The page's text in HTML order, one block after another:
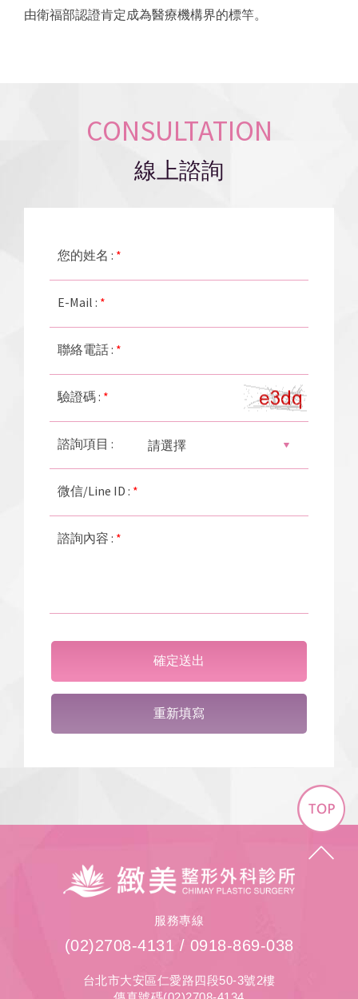
由衛福部認證肯定成為醫療機構界的標竿。
CONSULTATION
線上諮詢
您的姓名 : *
E-Mail : *
聯絡電話 : *
驗證碼 : *
諮詢項目 :
微信/Line ID : *
諮詢內容 : *
確定送出
重新填寫
Top
緻
美
形
外
科
診
所
服務專線
(02)2708-4131 / 0918-869-038
台北市大安區仁愛路四段50-3號2樓